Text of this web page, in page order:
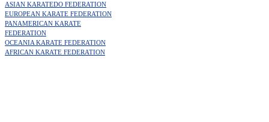
ASIAN KARATEDO FEDERATION
EUROPEAN KARATE FEDERATION
PANAMERICAN KARATE
FEDERATION
OCEANIA KARATE FEDERATION
AFRICAN KARATE FEDERATION